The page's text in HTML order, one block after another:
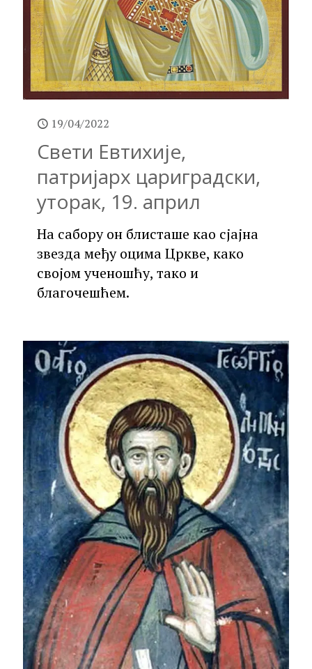
19/04/2022
Свети Евтихије,
патријарх цариградски,
уторак, 19. април
На сабору он блисташе као сјајна
звезда међу оцима Цркве, како
својом ученошћу, тако и
благочешћем.